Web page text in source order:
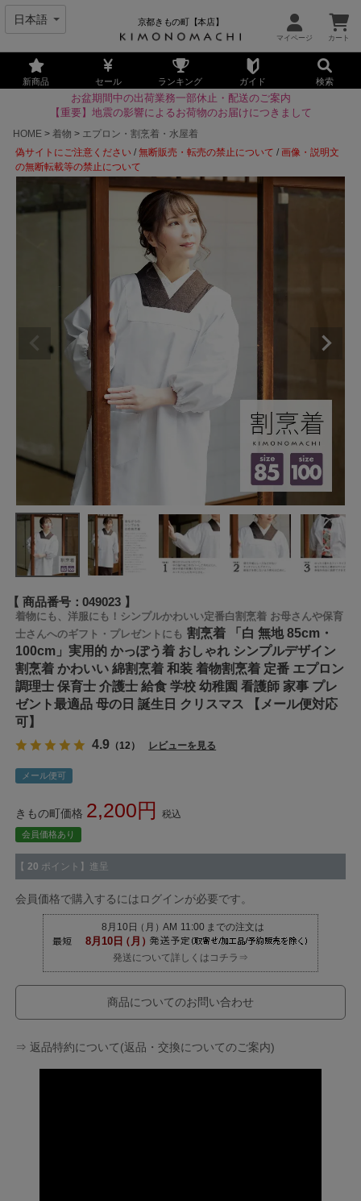
京都きもの町【本店】
新商品 セール ランキング ガイド 検索
お盆期間中の出荷業務一部休止・配送のご案内
【重要】地震の影響によるお荷物のお届けにつきまして
HOME
着物
エプロン・割烹着・水屋着
偽サイトにご注意ください /無断販売・転売の禁止について /画像・説明文
の無断転載等の禁止について
商品番号 049023
着物にも、洋服にも！シンプルかわいい定番白割烹着 お母さんや保育
士さんへのギフト・プレゼントにも 割烹着 「白 無地 85cm・
100cm」実用的 かっぽう着 おしゃれ シンプルデザイン
割烹着 かわいい 綿割烹着 和装 着物割烹着 定番 エプロン
調理士 保育士 介護士 給食 学校 幼稚園 看護師 家事 プレ
ゼント最適品 母の日 誕生日 クリスマス 【メール便対応
可】
4.9 （12） レビューを見る
メール便可
きもの町価格 2,200 税込
会員価格あり
【 20 ポイント】進呈
会員価格で購入するにはログインが必要です。
発送について詳しくはコチラ⇒
商品についてのお問い合わせ
⇒ 返品特約について(返品・交換についてのご案内)